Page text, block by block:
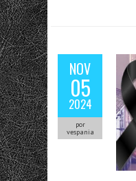
NOV
05
2024
por
vespania